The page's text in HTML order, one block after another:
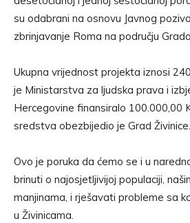
su odabrani na osnovu Javnog
zbrinjavanje Roma na području
Ukupna vrijednost projekta iznosi
je Ministarstva za ljudska prava i
Hercegovine finansiralo 100.000,00
sredstva obezbijedio je Grad Živinice.
Ovo je poruka da ćemo se i u
brinuti o najosjetljivijoj populaciji,
manjinama, i rješavati probleme sa
u Živinicama.